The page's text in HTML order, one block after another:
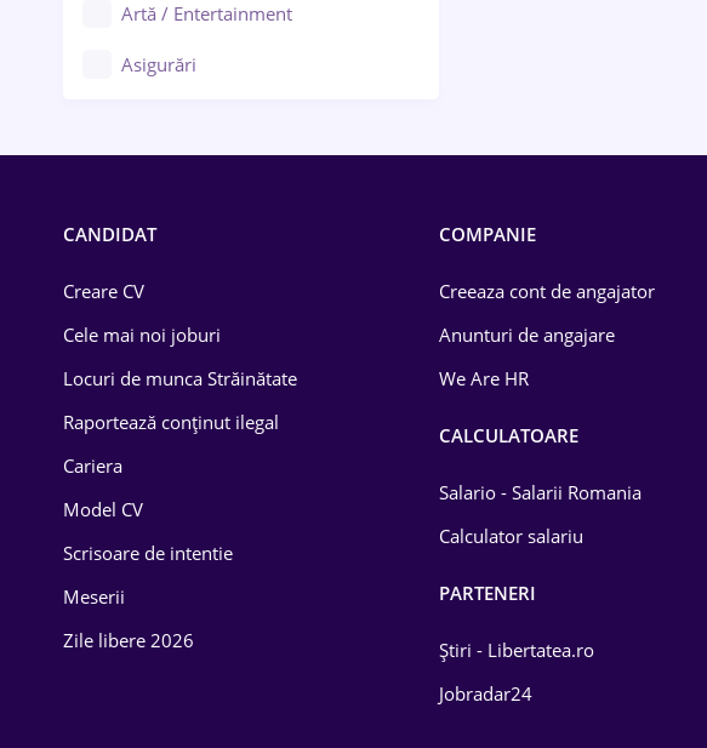
Artă / Entertainment
Asigurări
Drept
Educație / Training
Energetică
Farma
CANDIDAT
Creare CV
Cele mai noi joburi
Locuri de munca Străinătate
Raportează conținut ilegal
Cariera
Model CV
Scrisoare de intentie
Meserii
Zile libere 2026
COMPANIE
Creeaza cont de angajator
Anunturi de angajare
We Are HR
CALCULATOARE
Salario - Salarii Romania
Calculator salariu
PARTENERI
Știri - Libertatea.ro
Jobradar24